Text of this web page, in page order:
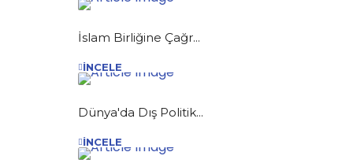
İslam Birliğine Çağr...
İNCELE
Dünya'da Dış Politik...
İNCELE